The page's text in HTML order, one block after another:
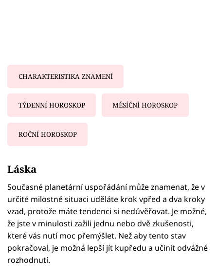
CHARAKTERISTIKA ZNAMENÍ
TÝDENNÍ HOROSKOP MĚSÍČNÍ HOROSKOP
ROČNÍ HOROSKOP
Láska
Současné planetární uspořádání může znamenat, že v
určité milostné situaci uděláte krok vpřed a dva kroky
vzad, protože máte tendenci si nedůvěřovat. Je možné,
že jste v minulosti zažili jednu nebo dvě zkušenosti,
které vás nutí moc přemýšlet. Než aby tento stav
pokračoval, je možná lepší jít kupředu a učinit odvážné
rozhodnutí.